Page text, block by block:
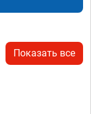
Показать все